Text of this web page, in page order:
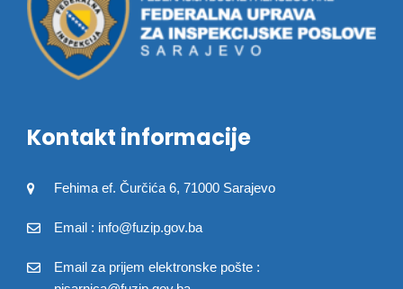
Kontakt informacije
Fehima ef. Čurčića 6, 71000 Sarajevo
Email : info@fuzip.gov.ba
Email za prijem elektronske pošte :